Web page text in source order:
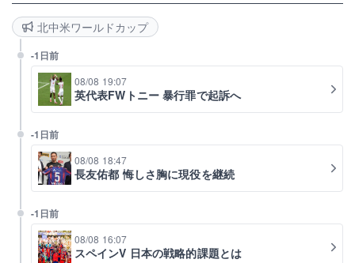
北中米ワールドカップ
-1日前
08/08 19:07
英代表FWトニー 暴行罪で起訴へ
-1日前
08/08 18:47
長友佑都 悔しさ胸に現役を継続
-1日前
08/08 16:07
スペインV 日本の戦略的課題とは